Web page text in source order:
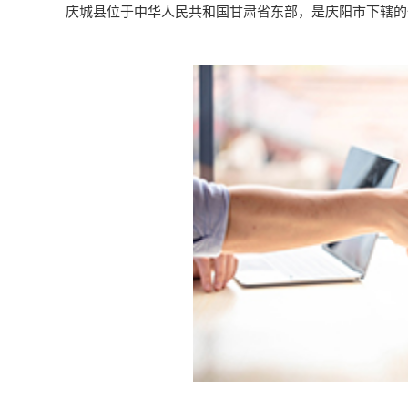
庆城县位于中华人民共和国甘肃省东部，是庆阳市下辖